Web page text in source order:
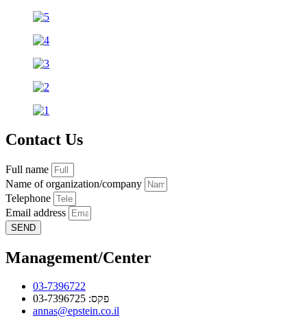
Contact Us
Full name
Name of organization/company
Telephone
Email address
SEND
Management/Center
03-7396722
פקס: 03-7396725
annas@epstein.co.il